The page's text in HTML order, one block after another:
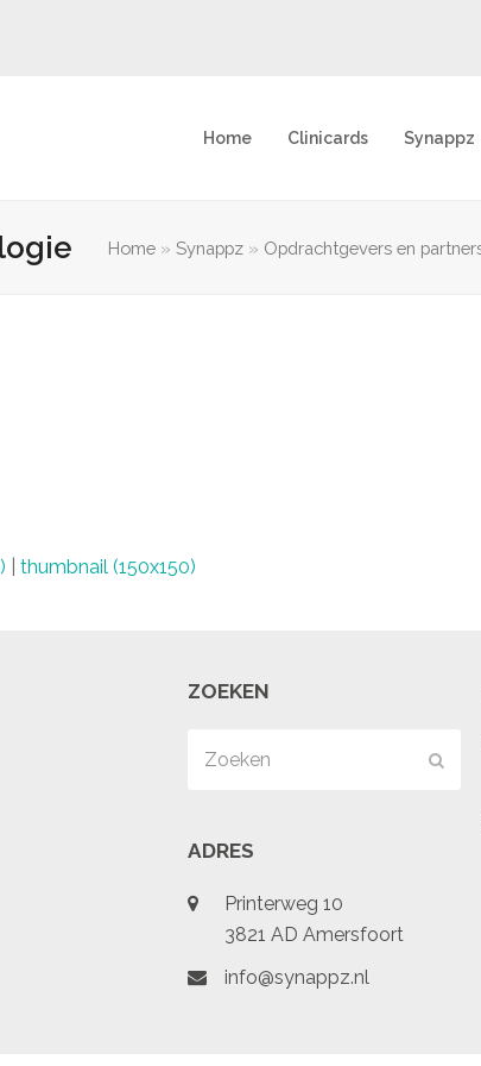
Home Clinicards Synappz
Home » Synappz » Opdrachtgevers en
thumbnail (150x150)
ZOEKEN
ADRES
Printerweg 10
3821 AD Amersfoort
info@synappz.nl